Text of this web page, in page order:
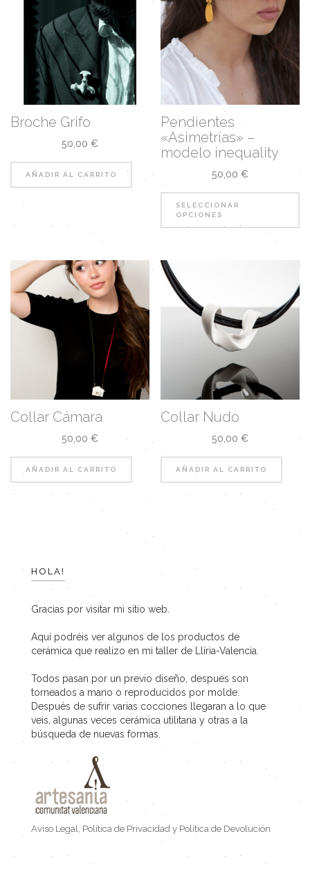
Broche Grifo
50,00 €
AÑADIR AL CARRITO
Pendientes
«Asimetrías» –
modelo inequality
50,00€
SELECCIONAR
OPCIONES
Collar Cámara
50,00 €
AÑADIR AL CARRITO
Collar Nudo
50,00€
AÑADIR AL CARRITO
HOLA!
Gracias por visitar mi sitio web.
Aquí podréis ver algunos de los productos de
cerámica que realizo en mi taller de Llíria-Valencia.
Todos pasan por un previo diseño, después son
torneados a mano o reproducidos por molde.
Después de sufrir varias cocciones llegaran a lo que
veis, algunas veces cerámica utilitaria y otras a la
búsqueda de nuevas formas.
Aviso Legal, Política de Privacidad y Política de Devolución